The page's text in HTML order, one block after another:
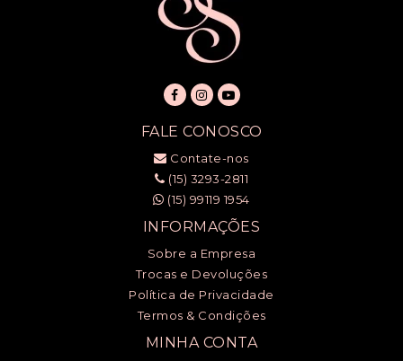
FALE CONOSCO
Contate-nos
(15) 3293-2811
(15) 99119 1954
INFORMAÇÕES
Sobre a Empresa
Trocas e Devoluções
Política de Privacidade
Termos & Condições
MINHA CONTA